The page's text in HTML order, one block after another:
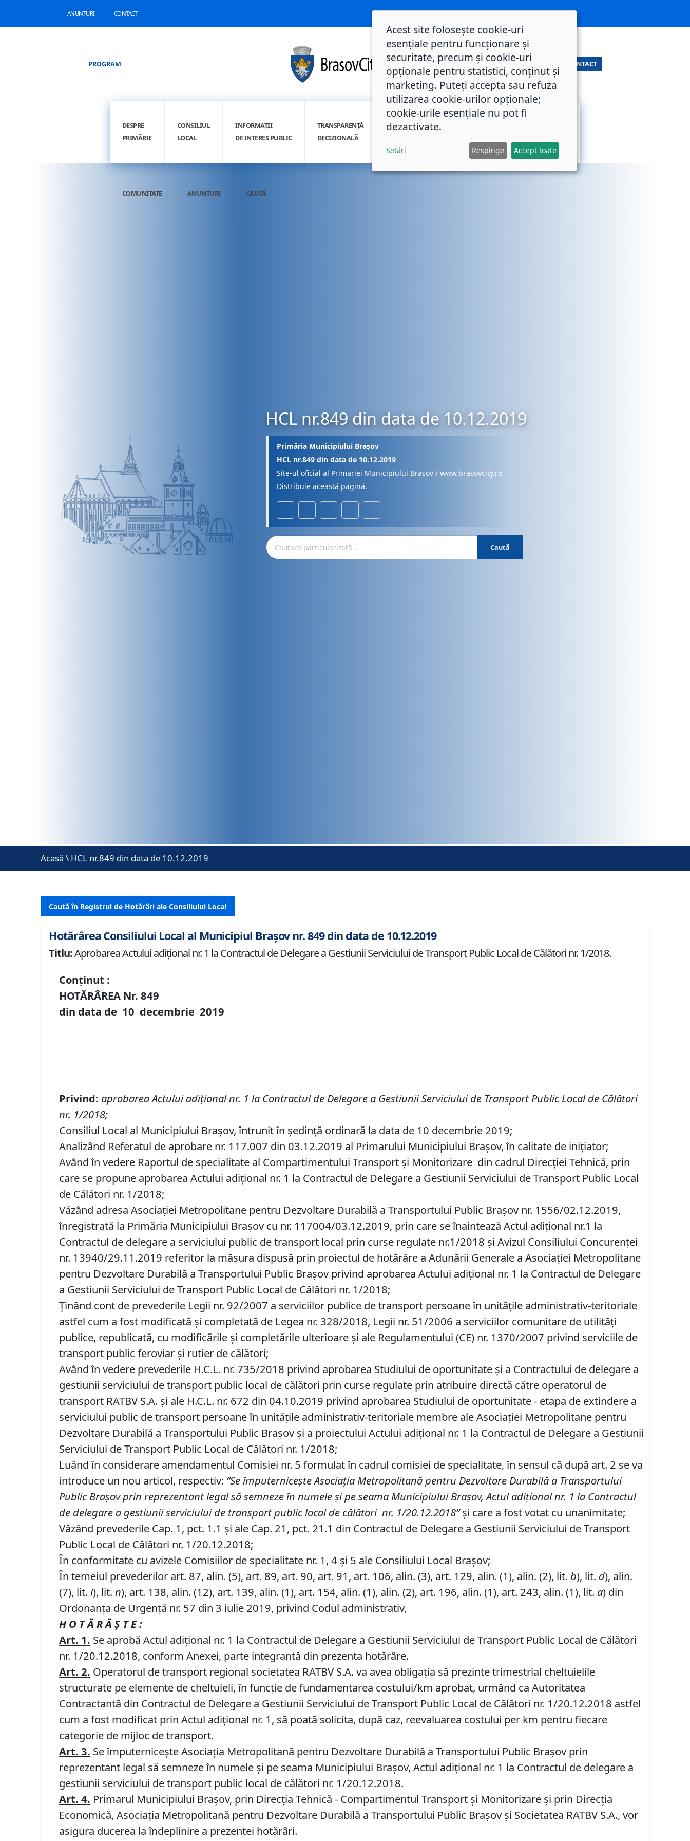
ANUNȚURI CONTACT
PROGRAM CONTACT
DESPRE
PRIMĂRIE
CONSILIUL
LOCAL
INFORMAȚII
DE INTERES PUBLIC
TRANSPARENȚĂ
DECIZIONALĂ
INTEGRITATE
COMUNITATE ANUNȚURI CAUTĂ
HCL nr.849 din data de 10.12.2019
Primăria Municipiului Brașov
HCL nr.849 din data de 10.12.2019
Site-ul oficial al Primariei Municipiului Brasov / www.brasovcity.ro
Distribuie această pagină.
Caută
Acasă \ HCL nr.849 din data de 10.12.2019
Caută în Registrul de Hotărâri ale Consiliului Local
Hotărârea Consiliului Local al Municipiul Brașov nr. 849 din data de 10.12.2019
Titlu:Aprobarea Actului adiţional nr. 1 la Contractul de Delegare a Gestiunii Serviciului de Transport Public Local de Călători nr. 1/2018.
Conținut :
HOTĂRÂREA Nr.849
din data de 10 decembrie2019
Privind: aprobarea Actului adiţional nr. 1 la Contractul de Delegare a Gestiunii Serviciului de Transport Public Local de Călători
nr. 1/2018;
Consiliul Local al Municipiului Brașov, întrunit în ședință ordinară la data de 10 decembrie 2019;
Analizând Referatul de aprobare nr. 117.007 din 03.12.2019 al Primarului Municipiului Braşov, în calitate de iniţiator;
Având în vedere Raportul de specialitate al Compartimentului Transport și Monitorizare din cadrul Direcţiei Tehnică, prin
care se propune aprobarea Actului adiţional nr. 1 la Contractul de Delegare a Gestiunii Serviciului de Transport Public Local
de Călători nr. 1/2018;
Văzând adresa Asociaţiei Metropolitane pentru Dezvoltare Durabilă a Transportului Public Braşov nr. 1556/02.12.2019,
înregistrată la Primăria Municipiului Braşov cu nr. 117004/03.12.2019, prin care se înaintează Actul adiţional nr.1 la
Contractul de delegare a serviciului public de transport local prin curse regulate nr.1/2018 şi Avizul Consiliului Concurenţei
nr. 13940/29.11.2019 referitor la măsura dispusă prin proiectul de hotărâre a Adunării Generale a Asociaţiei Metropolitane
pentru Dezvoltare Durabilă a Transportului Public Brașov privind aprobarea Actului adiţional nr. 1 la Contractul de Delegare
a Gestiunii Serviciului de Transport Public Local de Călători nr. 1/2018;
Ținând cont de prevederile Legii nr. 92/2007 a serviciilor publice de transport persoane în unităţile administrativ-teritoriale
astfel cum a fost modificată şi completată de Legea nr. 328/2018, Legii nr. 51/2006 a serviciilor comunitare de utilități
publice, republicată, cu modificările și completările ulterioare și ale Regulamentului (CE) nr. 1370/2007 privind serviciile de
transport public feroviar și rutier de călători;
Având în vedere prevederile H.C.L. nr. 735/2018 privind aprobarea Studiului de oportunitate şi a Contractului de delegare a
gestiunii serviciului de transport public local de călători prin curse regulate prin atribuire directă către operatorul de
transport RATBV S.A. şi ale H.C.L. nr. 672 din 04.10.2019 privind aprobarea Studiului de oportunitate - etapa de extindere a
serviciului public de transport persoane în unităţile administrativ-teritoriale membre ale Asociaţiei Metropolitane pentru
Dezvoltare Durabilă a Transportului Public Braşov și a proiectului Actului adiţional nr. 1 la Contractul de Delegare a Gestiunii
Serviciului de Transport Public Local de Călători nr. 1/2018;
Luând în considerare amendamentul Comisiei nr. 5 formulat în cadrul comisiei de specialitate, în sensul că după art. 2 se va
introduce un nou articol, respectiv: ”Se împuternicește Asociația Metropolitană pentru Dezvoltare Durabilă a Transportului
Public Braşovprin reprezentant legal să semneze în numele și pe seama Municipiului Brașov, Actul adițional nr. 1 la Contractul
de delegare a gestiunii serviciului de transport public local de călători nr. 1/20.12.2018”și care a fost votat cu unanimitate;
Văzând prevederile Cap. 1, pct. 1.1 şi ale Cap. 21, pct. 21.1 din Contractul de Delegare a Gestiunii Serviciului de Transport
Public Local de Călători nr. 1/20.12.2018;
În conformitate cu avizele Comisiilor de specialitate nr. 1, 4 și 5 ale Consiliului Local Brașov;
În temeiul prevederilor art. 87, alin. (5), art. 89, art. 90, art. 91, art. 106, alin. (3), art. 129, alin. (1), alin. (2), lit.b), lit. d), alin.
(7), lit. i), lit.n), art. 138, alin. (12), art. 139, alin. (1), art. 154, alin. (1), alin. (2), art. 196, alin. (1), art. 243, alin. (1), lit. a) din
Ordonanța de Urgență nr. 57 din 3 iulie 2019, privind Codul administrativ,
H O T Ă R Ă Ş T E :
Art. 1. Se aprobă Actul adiţional nr. 1 la Contractul de Delegare a Gestiunii Serviciului de Transport Public Local de Călători
nr. 1/20.12.2018, conform Anexei, parte integrantă din prezenta hotărâre.
Art. 2. Operatorul de transport regional societatea RATBV S.A. va avea obligaţia să prezinte trimestrial cheltuielile
structurate pe elemente de cheltuieli, în funcţie de fundamentarea costului/km aprobat, urmând ca Autoritatea
Contractantă din Contractul de Delegare a Gestiunii Serviciului de Transport Public Local de Călători nr. 1/20.12.2018 astfel
cum a fost modificat prin Actul adiţional nr. 1, să poată solicita, după caz, reevaluarea costului per km pentru fiecare
categorie de mijloc de transport.
Art. 3. Se împuternicește Asociația Metropolitană pentru Dezvoltare Durabilă a Transportului Public Braşov prin
reprezentant legal să semneze în numele și pe seama Municipiului Brașov, Actul adițional nr. 1 la Contractul de delegare a
gestiunii serviciului de transport public local de călători nr. 1/20.12.2018.
Art.4. Primarul Municipiului Braşov, prin Direcţia Tehnică - Compartimentul Transport şi Monitorizare și prin Direcţia
Economică, Asociaţia Metropolitană pentru Dezvoltare Durabilă a Transportului Public Braşov şi Societatea RATBV S.A., vor
asigura ducerea la îndeplinire a prezentei hotărâri.
Acest site folosește cookie-uri
esențiale pentru funcționare și
securitate, precum și cookie-uri
opționale pentru statistici, conținut și
marketing. Puteți accepta sau refuza
utilizarea cookie-urilor opționale;
cookie-urile esențiale nu pot fi
dezactivate.
Setări Respinge Accept toate